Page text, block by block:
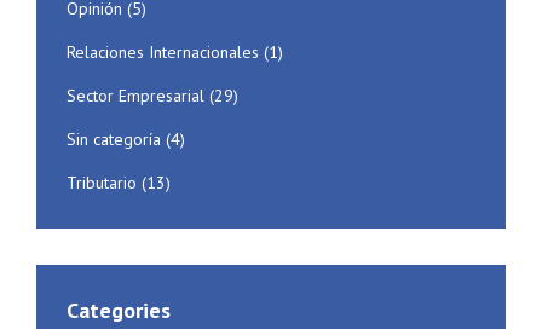
Opinión (5)
Relaciones Internacionales (1)
Sector Empresarial (29)
Sin categoría (4)
Tributario (13)
Categories